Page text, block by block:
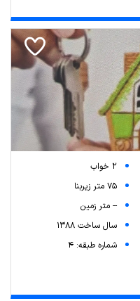
2 خواب
75 متر زیربنا
-- متر زمین
سال ساخت 1388
شماره طبقه: 4